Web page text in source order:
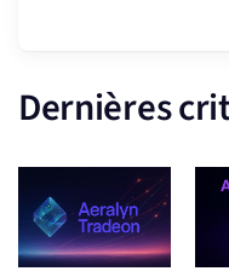
Dernières